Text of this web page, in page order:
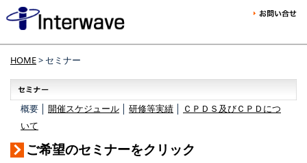
HOME> セミナー
概要 │ 開催スケジュール 研修等実績
ＣＰＤＳ及びＣＰＤにつ
いて
ご希望のセミナーをクリック